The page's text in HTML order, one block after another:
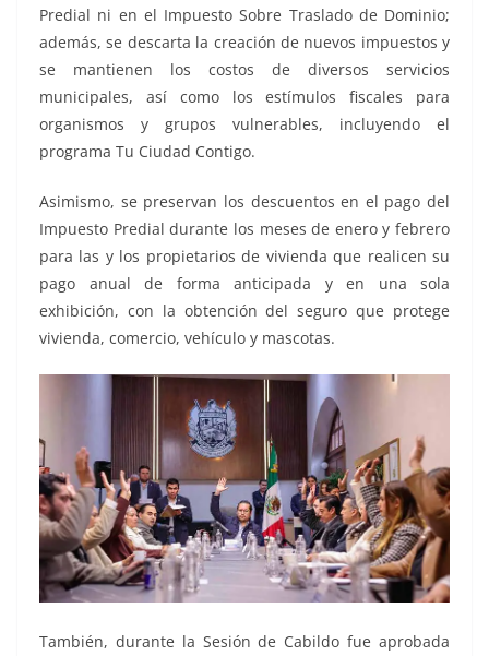
Predial ni en el Impuesto Sobre Traslado de Dominio;
además, se descarta la creación de nuevos impuestos y
se mantienen los costos de diversos servicios
municipales, así como los estímulos fiscales para
organismos y grupos vulnerables, incluyendo el
programa Tu Ciudad Contigo.
Asimismo, se preservan los descuentos en el pago del
Impuesto Predial durante los meses de enero y febrero
para las y los propietarios de vivienda que realicen su
pago anual de forma anticipada y en una sola
exhibición, con la obtención del seguro que protege
vivienda, comercio, vehículo y mascotas.
También, durante la Sesión de Cabildo fue aprobada